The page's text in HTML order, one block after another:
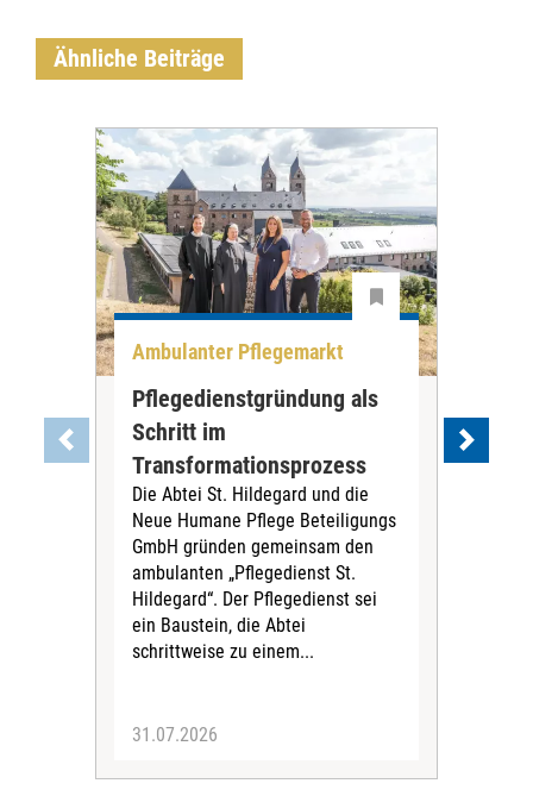
Ähnliche Beiträge
Ambulanter Pflegemarkt
Pflegedienstgründung als
Schritt im
Transformationsprozess
Die Abtei St. Hildegard und die
Neue Humane Pflege Beteiligungs
GmbH gründen gemeinsam den
ambulanten „Pflegedienst St.
Hildegard“. Der Pflegedienst sei
ein Baustein, die Abtei
schrittweise zu einem...
31.07.2026